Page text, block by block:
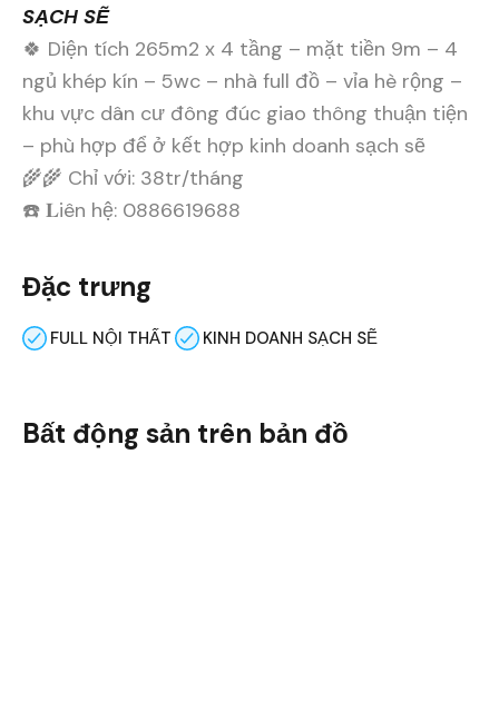
SẠCH SẼ
🍀 Diện tích 265m2 x 4 tầng – mặt tiền 9m – 4
ngủ khép kín – 5wc – nhà full đồ – vỉa hè rộng –
khu vực dân cư đông đúc giao thông thuận tiện
– phù hợp để ở kết hợp kinh doanh sạch sẽ
🌾🌾 Chỉ với: 38tr/tháng
☎️ 𝐋iên hệ: 0886619688
Đặc trưng
FULL NỘI THẤT KINH DOANH SẠCH SẼ
Bất động sản trên bản đồ